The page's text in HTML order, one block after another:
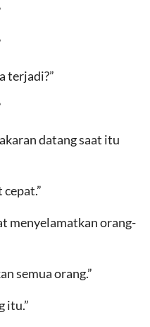
terjadi?”
datang saat itu
menyelamatkan orang-
semua orang.”
itu.”